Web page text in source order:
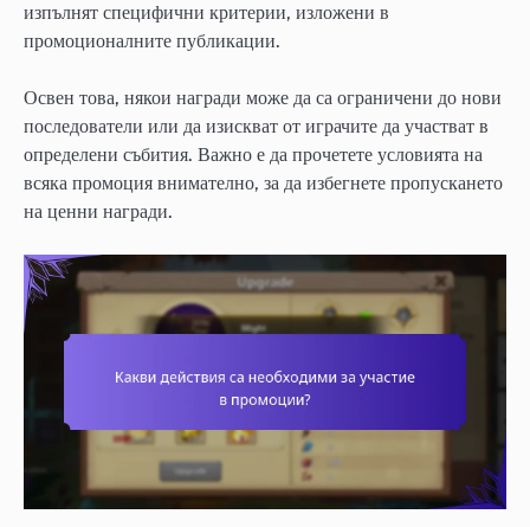
изпълнят специфични критерии, изложени в
промоционалните публикации.
Освен това, някои награди може да са ограничени до нови
последователи или да изискват от играчите да участват в
определени събития. Важно е да прочетете условията на
всяка промоция внимателно, за да избегнете пропускането
на ценни награди.